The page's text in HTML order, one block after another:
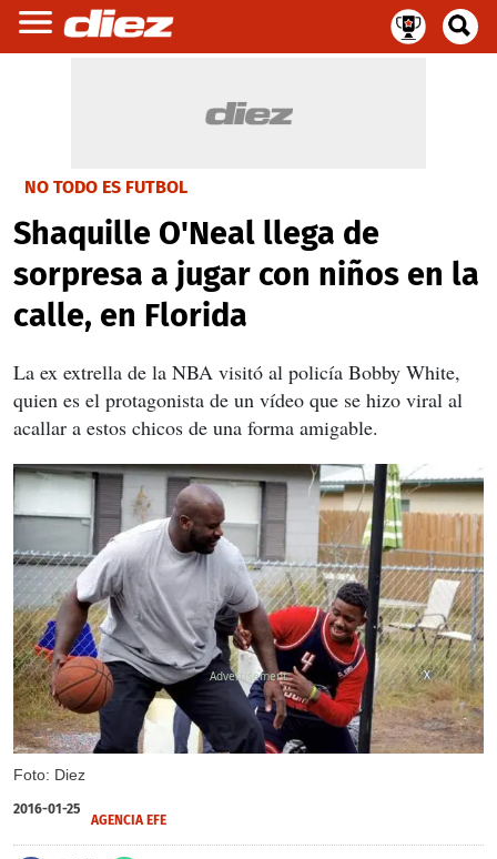
NO TODO ES FUTBOL
Shaquille O'Neal llega de
sorpresa a jugar con niños en la
calle, en Florida
La ex extrella de la NBA visitó al policía Bobby White,
quien es el protagonista de un vídeo que se hizo viral al
acallar a estos chicos de una forma amigable.
Foto: Diez
X
2016-01-25
AGENCIA EFE